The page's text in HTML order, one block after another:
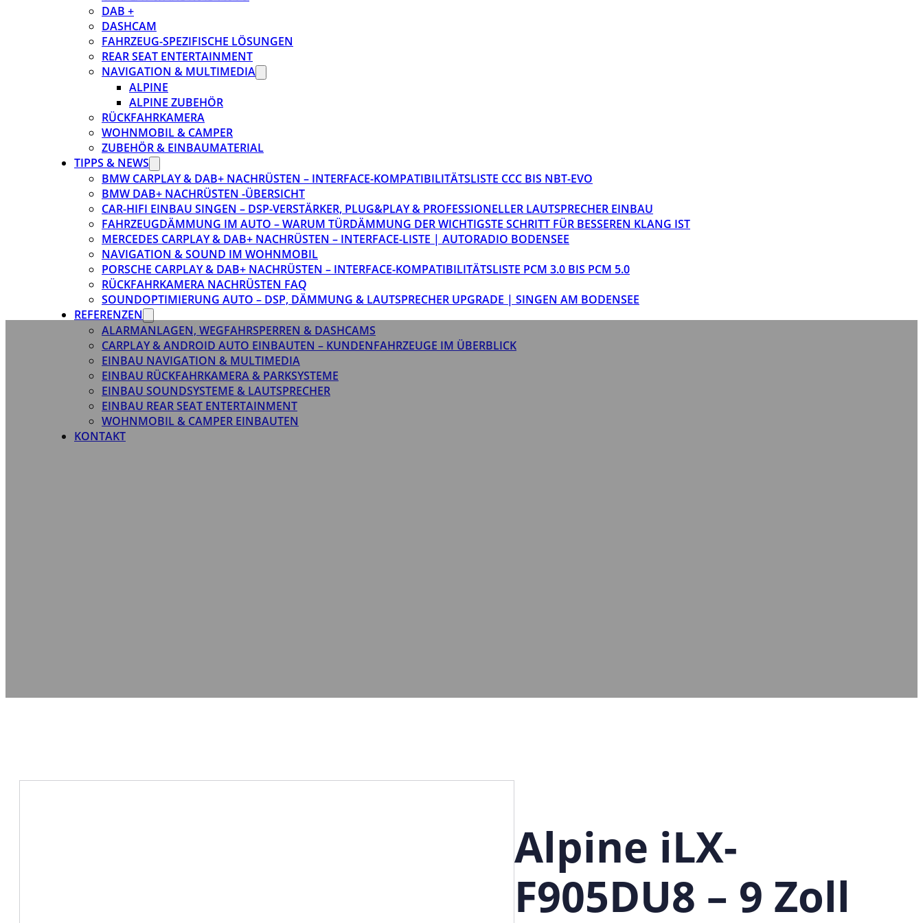
DAB +
DASHCAM
FAHRZEUG-SPEZIFISCHE LÖSUNGEN
REAR SEAT ENTERTAINMENT
NAVIGATION & MULTIMEDIA
ALPINE
ALPINE ZUBEHÖR
RÜCKFAHRKAMERA
WOHNMOBIL & CAMPER
ZUBEHÖR & EINBAUMATERIAL
TIPPS & NEWS
BMW CARPLAY & DAB+ NACHRÜSTEN – INTERFACE-KOMPATIBILITÄTSLISTE CCC BIS NBT-EVO
BMW DAB+ NACHRÜSTEN -ÜBERSICHT
CAR-HIFI EINBAU SINGEN – DSP-VERSTÄRKER, PLUG&PLAY & PROFESSIONELLER LAUTSPRECHER EINBAU
FAHRZEUGDÄMMUNG IM AUTO – WARUM TÜRDÄMMUNG DER WICHTIGSTE SCHRITT FÜR BESSEREN KLANG IST
MERCEDES CARPLAY & DAB+ NACHRÜSTEN – INTERFACE-LISTE | AUTORADIO BODENSEE
NAVIGATION & SOUND IM WOHNMOBIL
PORSCHE CARPLAY & DAB+ NACHRÜSTEN – INTERFACE-KOMPATIBILITÄTSLISTE PCM 3.0 BIS PCM 5.0
RÜCKFAHRKAMERA NACHRÜSTEN FAQ
SOUNDOPTIMIERUNG AUTO – DSP, DÄMMUNG & LAUTSPRECHER UPGRADE | SINGEN AM BODENSEE
REFERENZEN
ALARMANLAGEN, WEGFAHRSPERREN & DASHCAMS
CARPLAY & ANDROID AUTO EINBAUTEN – KUNDENFAHRZEUGE IM ÜBERBLICK
EINBAU NAVIGATION & MULTIMEDIA
EINBAU RÜCKFAHRKAMERA & PARKSYSTEME
EINBAU SOUNDSYSTEME & LAUTSPRECHER
EINBAU REAR SEAT ENTERTAINMENT
WOHNMOBIL & CAMPER EINBAUTEN
KONTAKT
Alpine iLX-
F905DU8 – 9 Zoll